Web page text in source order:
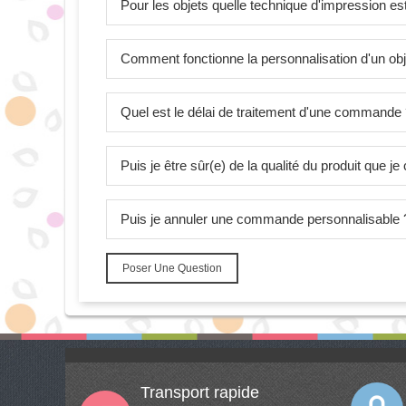
Pour les objets quelle technique d'impression
Comment fonctionne la personnalisation d'un
Quel est le délai de traitement d'une commande
Puis je être sûr(e) de la qualité du produit que je
Puis je annuler une commande personnalisable
Poser Une Question
Transport rapide